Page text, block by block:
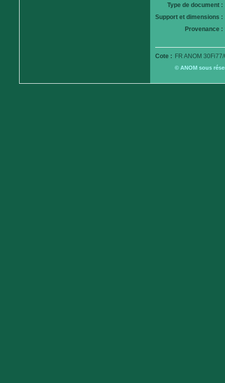
Type de document :
Support et dimensions :
Provenance :
Cote : FR ANOM
© ANOM sous